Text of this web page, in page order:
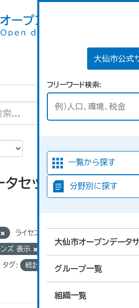
大仙市公式
フリーワード検索
一覧から探す
分野別に探す
大仙市オープンデータ
グループ一覧
組織一覧
セットが見つか
ライセンス:
ンズ 表示
タグ: 統計 5歳階級